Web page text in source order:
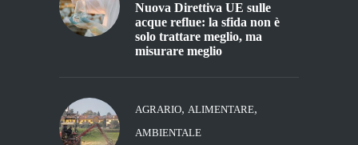
Nuova Direttiva UE sulle
acque reflue: la sfida non è
solo trattare meglio, ma
misurare meglio
AGRARIO, ALIMENTARE,
AMBIENTALE